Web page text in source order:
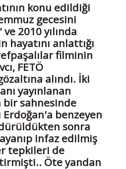
konu edildiği
gecesini
2010 yılında
hayatını anlattığı
filminin
FETÖ
alındı. İki
yayınlanan
bir sahnesinde
Erdoğan'a benzeyen
sonra
infaz edilmiş
tepkileri de
Öte yandan